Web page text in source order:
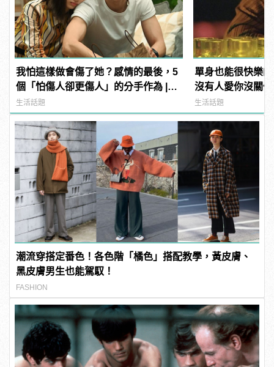
我怕這樣做會傷了她？感情的最後，5
個「怕傷人卻更傷人」的分手作為 |
manfashion這樣變型男
生活話題
單身也能很快樂
沒有人愛你沒關
生活話題
潮流穿搭定番色！各色階「橘色」搭配教學，黃皮膚、
黑皮膚男生也能駕馭！
FASHION